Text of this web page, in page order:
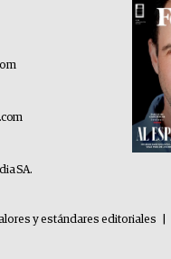
SA.
y estándares editoriales